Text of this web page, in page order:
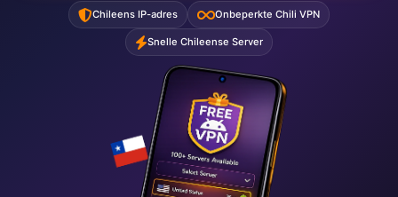
Chileens IP-adres Onbeperkte Chili VPN
Snelle Chileense Server